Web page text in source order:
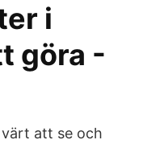
i
göra -
att se och